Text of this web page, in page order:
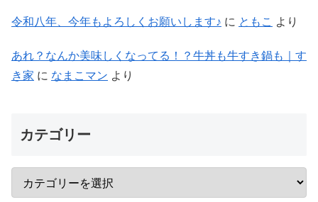
令和八年、今年もよろしくお願いします♪ に ともこ より
あれ？なんか美味しくなってる！？牛丼も牛すき鍋も｜す
き家 に なまこマン より
カテゴリー